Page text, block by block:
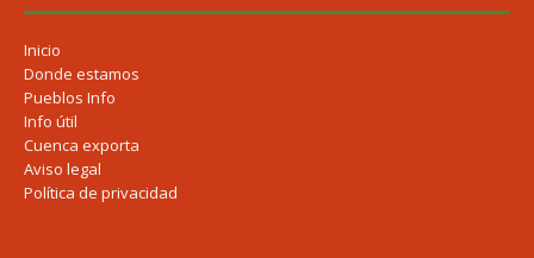
Inicio
Donde estamos
Pueblos Info
Info útil
Cuenca exporta
Aviso legal
Política de privacidad